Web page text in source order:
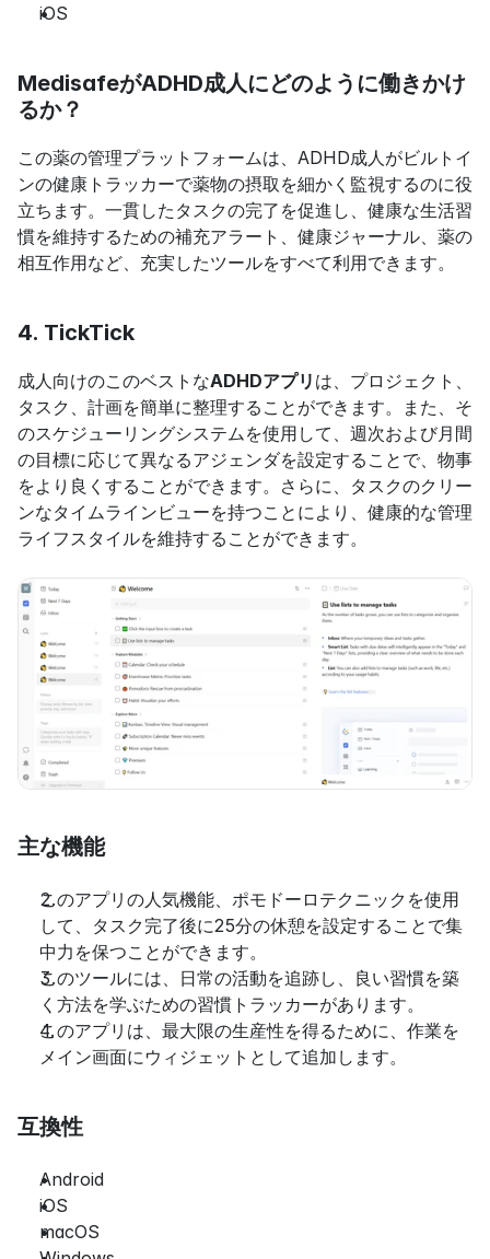
iOS
MedisafeがADHD成人にどのように働きかけ
るか？
この薬の管理プラットフォームは、ADHD成人がビルトイ
ンの健康トラッカーで薬物の摂取を細かく監視するのに役
立ちます。一貫したタスクの完了を促進し、健康な生活習
慣を維持するための補充アラート、健康ジャーナル、薬の
相互作用など、充実したツールをすべて利用できます。
4. TickTick
成人向けのこのベストなADHDアプリ は、プロジェクト、
タスク、計画を簡単に整理することができます。また、そ
のスケジューリングシステムを使用して、週次および月間
の目標に応じて異なるアジェンダを設定することで、物事
をより良くすることができます。さらに、タスクのクリー
ンなタイムラインビューを持つことにより、健康的な管理
ライフスタイルを維持することができます。
主な機能
このアプリの人気機能、ポモドーロテクニックを使用
して、タスク完了後に25分の休憩を設定することで集
中力を保つことができます。
このツールには、日常の活動を追跡し、良い習慣を築
く方法を学ぶための習慣トラッカーがあります。
このアプリは、最大限の生産性を得るために、作業を
メイン画面にウィジェットとして追加します。
互換性
Android
iOS
macOS